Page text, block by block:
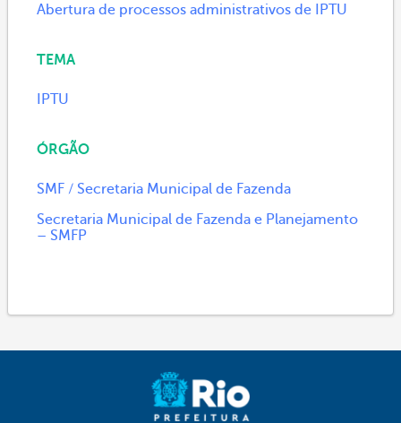
Abertura de processos administrativos de IPTU
TEMA
IPTU
ÓRGÃO
SMF / Secretaria Municipal de Fazenda
Secretaria Municipal de Fazenda e Planejamento
– SMFP